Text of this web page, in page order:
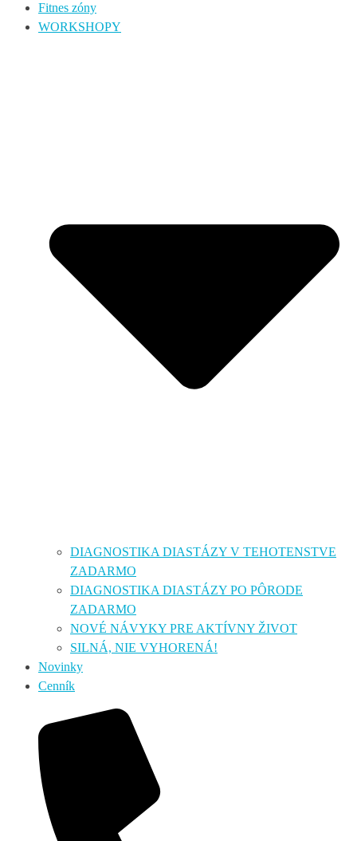
Fitnes zóny
WORKSHOPY
DIAGNOSTIKA DIASTÁZY V TEHOTENSTVE
ZADARMO
DIAGNOSTIKA DIASTÁZY PO PÔRODE
ZADARMO
NOVÉ NÁVYKY PRE AKTÍVNY ŽIVOT
SILNÁ, NIE VYHORENÁ!
Novinky
Cenník